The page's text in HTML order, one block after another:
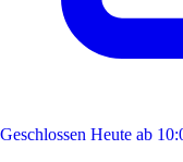
Geschlossen Heute ab